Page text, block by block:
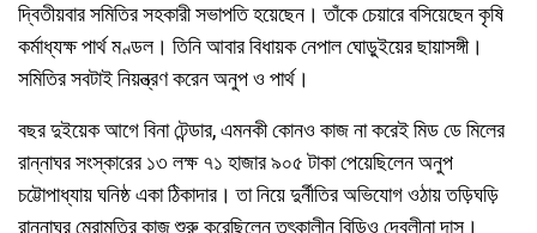
দ্বিতীয়বার সমিতির সহকারী সভাপতি হয়েছেন। তাঁকে চেয়ারে বসিয়েছেন কৃষি
কর্মাধ্যক্ষ পার্থ মণ্ডল। তিনি আবার বিধায়ক নেপাল ঘোড়ুইয়ের ছায়াসঙ্গী।
সমিতির সবটাই নিয়ন্ত্রণ করেন অনুপ ও পার্থ।
বছর দুইয়েক আগে বিনা টেন্ডার, এমনকী কোনও কাজ না করেই মিড ডে মিলের
রান্নাঘর সংস্কারের ১৩ লক্ষ ৭১ হাজার ৯০৫ টাকা পেয়েছিলেন অনুপ
চট্টোপাধ্যায় ঘনিষ্ঠ একা ঠিকাদার। তা নিয়ে দুর্নীতির অভিযোগ ওঠায় তড়িঘড়ি
রান্নাঘর মেরামতির কাজ শুরু করেছিলেন তৎকালীন বিডিও দেবলীনা দাস।